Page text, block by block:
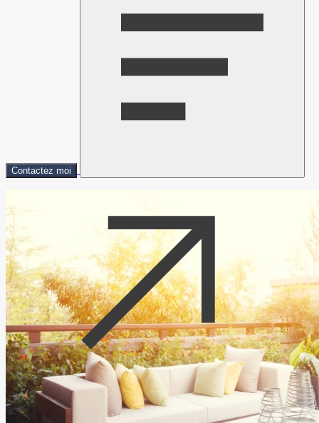
Contactez moi